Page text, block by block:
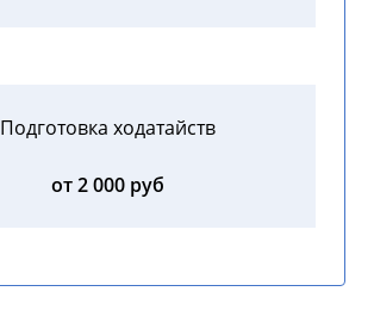
Подготовка ходатайств
от 2 000 руб